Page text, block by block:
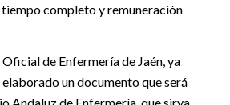
completo y remuneración
de Enfermería de Jaén, ya
un documento que será